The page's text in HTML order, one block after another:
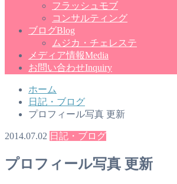
フラッシュモブ
コンサルティング
ブログBlog
ムジカ・チェレステ
メディア情報Media
お問い合わせInquiry
ホーム
日記・ブログ
プロフィール写真 更新
2014.07.02 日記・ブログ
プロフィール写真 更新